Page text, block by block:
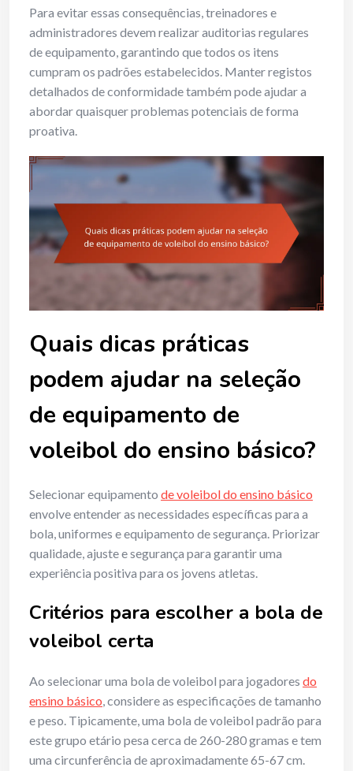
Para evitar essas consequências, treinadores e
administradores devem realizar auditorias regulares
de equipamento, garantindo que todos os itens
cumpram os padrões estabelecidos. Manter registos
detalhados de conformidade também pode ajudar a
abordar quaisquer problemas potenciais de forma
proativa.
Quais dicas práticas
podem ajudar na seleção
de equipamento de
voleibol do ensino básico?
Selecionar equipamento de voleibol do ensino básico
envolve entender as necessidades específicas para a
bola, uniformes e equipamento de segurança. Priorizar
qualidade, ajuste e segurança para garantir uma
experiência positiva para os jovens atletas.
Critérios para escolher a bola de
voleibol certa
Ao selecionar uma bola de voleibol para jogadores do
ensino básico, considere as especificações de tamanho
e peso. Tipicamente, uma bola de voleibol padrão para
este grupo etário pesa cerca de 260-280 gramas e tem
uma circunferência de aproximadamente 65-67 cm.